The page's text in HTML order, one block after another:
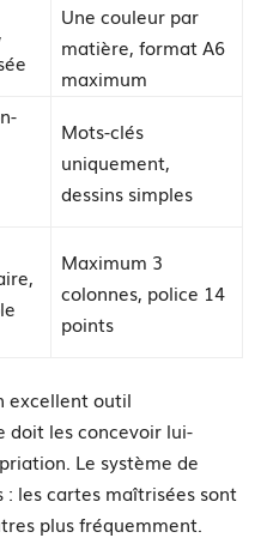
Une couleur par
matière, format A6
maximum
Mots-clés
uniquement,
dessins simples
Maximum 3
colonnes, police 14
points
excellent outil
doit les concevoir lui-
Le système de
les cartes maîtrisées sont
plus fréquemment.